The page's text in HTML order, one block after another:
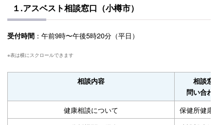
１.アスベスト相談窓口（小樽市）
受付時間 ：午前9時〜午後5時20分（平日）
相談内容
相談窓
問い合わ
健康相談について
保健所健康